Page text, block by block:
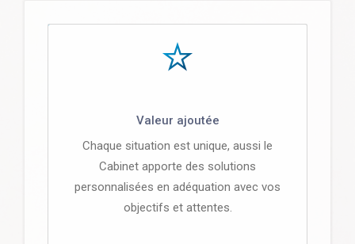
Valeur ajoutée
Chaque situation est unique, aussi le
Cabinet apporte des solutions
personnalisées en adéquation avec vos
objectifs et attentes.